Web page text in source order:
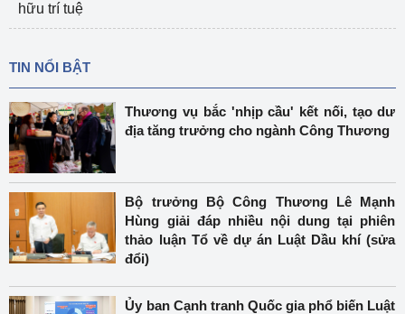
hữu trí tuệ
TIN NỔI BẬT
Thương vụ bắc 'nhịp cầu' kết nối, tạo dư
địa tăng trưởng cho ngành Công Thương
Bộ trưởng Bộ Công Thương Lê Mạnh
Hùng giải đáp nhiều nội dung tại phiên
thảo luận Tổ về dự án Luật Dầu khí (sửa
đổi)
Ủy ban Cạnh tranh Quốc gia phổ biến Luật